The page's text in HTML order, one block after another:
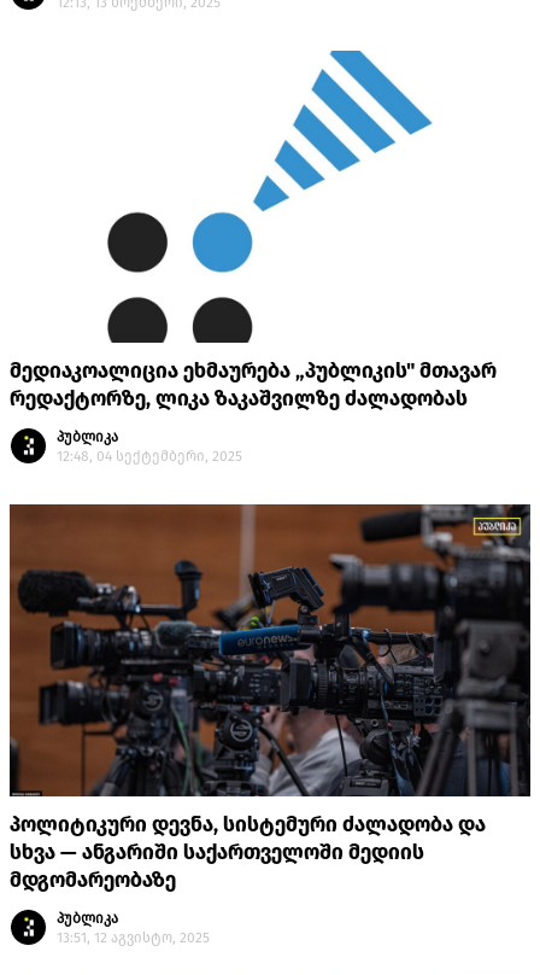
მედიაკოალიცია ეხმაურება „პუბლიკის" მთავარ
რედაქტორზე, ლიკა ზაკაშვილზე ძალადობას
პუბლიკა
12:48, 04 სექტემბერი, 2025
პოლიტიკური დევნა, სისტემური ძალადობა და
სხვა — ანგარიში საქართველოში მედიის
მდგომარეობაზე
პუბლიკა
13:51, 12 აგვისტო, 2025